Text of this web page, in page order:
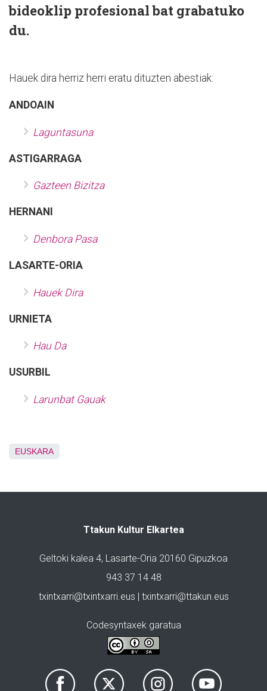
bideoklip profesional bat grabatuko
du.
Hauek dira herriz herri eratu dituzten abestiak:
ANDOAIN
Laguntasuna
ASTIGARRAGA
Gazteen Bizitza
HERNANI
Denbora Pasa
LASARTE-ORIA
Hauek Dira
URNIETA
Hau Da
USURBIL
Larunbat Gauak
EUSKARA
Ttakun Kultur Elkartea
Geltoki kalea 4, Lasarte-Oria 20160 Gipuzkoa
943 37 14 48
txintxarri@txintxarri.eus | txintxarri@ttakun.eus
Codesyntaxek garatua